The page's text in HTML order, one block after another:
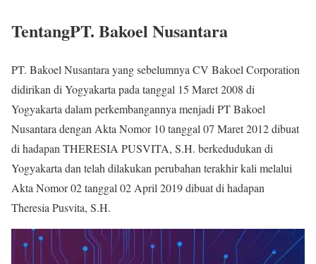
TentangPT. Bakoel Nusantara
PT. Bakoel Nusantara yang sebelumnya CV Bakoel Corporation
didirikan di Yogyakarta pada tanggal 15 Maret 2008 di
Yogyakarta dalam perkembangannya menjadi PT Bakoel
Nusantara dengan Akta Nomor 10 tanggal 07 Maret 2012 dibuat
di hadapan THERESIA PUSVITA, S.H. berkedudukan di
Yogyakarta dan telah dilakukan perubahan terakhir kali melalui
Akta Nomor 02 tanggal 02 April 2019 dibuat di hadapan
Theresia Pusvita, S.H.